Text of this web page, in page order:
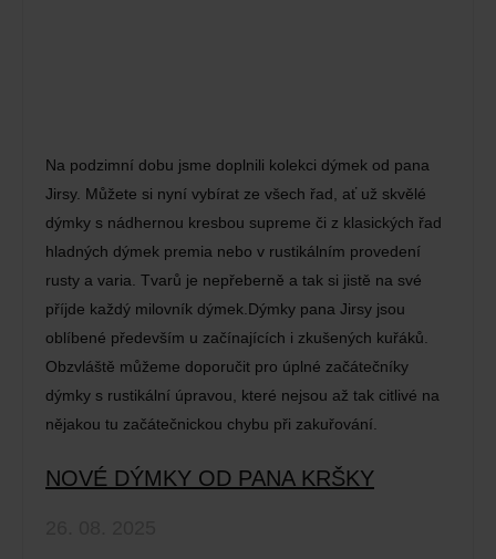
Na podzimní dobu jsme doplnili kolekci dýmek od pana
Jirsy. Můžete si nyní vybírat ze všech řad, ať už skvělé
dýmky s nádhernou kresbou supreme či z klasických řad
hladných dýmek premia nebo v rustikálním provedení
rusty a varia. Tvarů je nepřeberně a tak si jistě na své
příjde každý milovník dýmek.Dýmky pana Jirsy jsou
oblíbené především u začínajících i zkušených kuřáků.
Obzvláště můžeme doporučit pro úplné začátečníky
dýmky s rustikální úpravou, které nejsou až tak citlivé na
nějakou tu začátečnickou chybu při zakuřování.
NOVÉ DÝMKY OD PANA KRŠKY